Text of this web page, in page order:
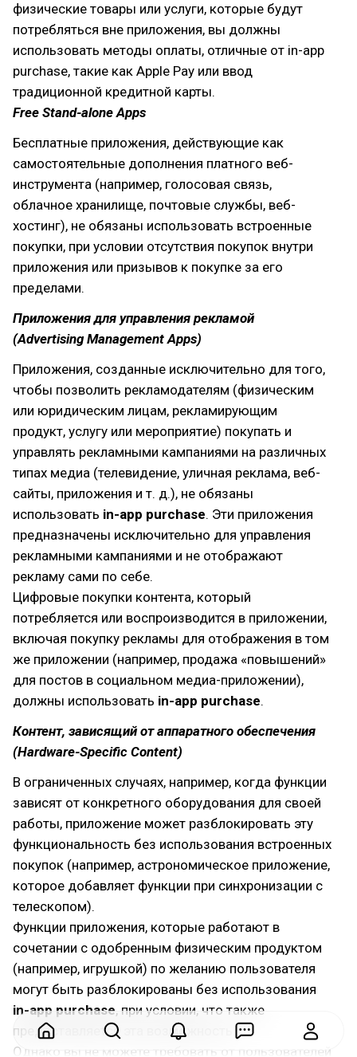
физические товары или услуги, которые будут
потребляться вне приложения, вы должны
использовать методы оплаты, отличные от in-app
purchase, такие как Apple Pay или ввод
традиционной кредитной карты.
Free Stand-alone Apps
Бесплатные приложения, действующие как
самостоятельные дополнения платного веб-
инструмента (например, голосовая связь,
облачное хранилище, почтовые службы, веб-
хостинг), не обязаны использовать встроенные
покупки, при условии отсутствия покупок внутри
приложения или призывов к покупке за его
пределами.
Приложения для управления рекламой
(Advertising Management Apps)
Приложения, созданные исключительно для того,
чтобы позволить рекламодателям (физическим
или юридическим лицам, рекламирующим
продукт, услугу или мероприятие) покупать и
управлять рекламными кампаниями на различных
типах медиа (телевидение, уличная реклама, веб-
сайты, приложения и т. д.), не обязаны
использовать in-app purchase. Эти приложения
предназначены исключительно для управления
рекламными кампаниями и не отображают
рекламу сами по себе.
Цифровые покупки контента, который
потребляется или воспроизводится в приложении,
включая покупку рекламы для отображения в том
же приложении (например, продажа «повышений»
для постов в социальном медиа-приложении),
должны использовать in-app purchase.
Контент, зависящий от аппаратного обеспечения
(Hardware-Specific Content)
В ограниченных случаях, например, когда функции
зависят от конкретного оборудования для своей
работы, приложение может разблокировать эту
функциональность без использования встроенных
покупок (например, астрономическое приложение,
которое добавляет функции при синхронизации с
телескопом).
Функции приложения, которые работают в
сочетании с одобренным физическим продуктом
(например, игрушкой) по желанию пользователя
могут быть разблокированы без использования
in-app purchase, при условии, что также
предоставляется эта возможность.
Однако вы не можете требовать от пользователей